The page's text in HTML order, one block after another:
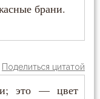
брани.
Поделиться цитатой
это — цвет